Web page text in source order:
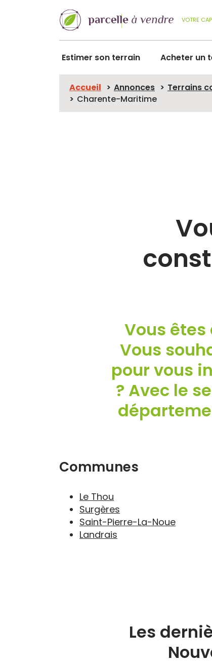
VOTRE
Estimer son terrain Acheter un
Accueil Annonces Terrains
Charente-Maritime
Vous
Vous
pour vous
? Avec le
Communes
Le Thou
Surgères
Saint-Pierre-La-Noue
Landrais
Les